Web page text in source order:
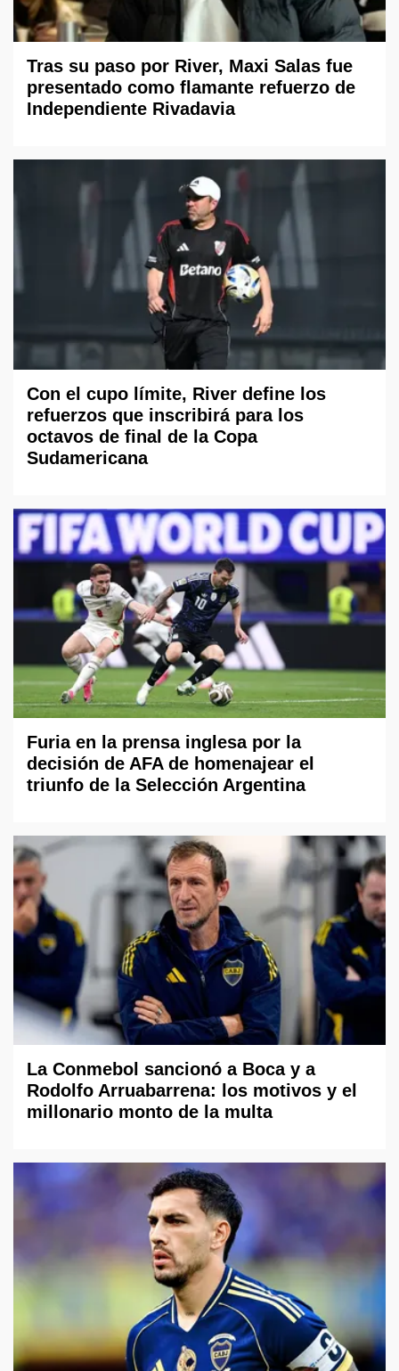
Tras su paso por River, Maxi Salas fue
presentado como flamante refuerzo de
Independiente Rivadavia
Con el cupo límite, River define los
refuerzos que inscribirá para los
octavos de final de la Copa
Sudamericana
Furia en la prensa inglesa por la
decisión de AFA de homenajear el
triunfo de la Selección Argentina
La Conmebol sancionó a Boca y a
Rodolfo Arruabarrena: los motivos y el
millonario monto de la multa